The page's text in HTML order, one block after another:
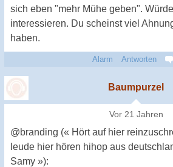
sich eben "mehr Mühe geben".
interessieren. Du scheinst viel
haben.
Alarm Antworten
Baumpurzel
Vor 21 Jahren
@branding (« Hört auf hier
leude hier hören hihop aus
Samy »):